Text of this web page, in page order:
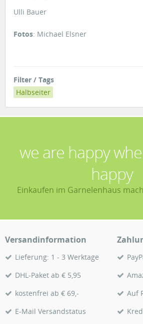
Ulli Bauer
Fotos: Michael Elsner
Filter / Tags
Halbseiter
we are happy
happy
Einkaufen im Garnelenhaus
Versandinformation
Lieferung: 1 - 3 Werktage
DHL-Paket ab € 5,95
kostenfrei ab € 69,-
E-Mail Versandstatus
Auf